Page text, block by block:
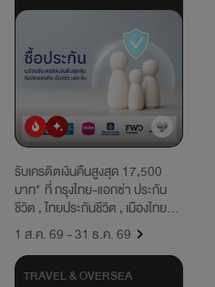
ยอดนิยมมาใหม่
รับเครดิตเงินคืนสูงสุด 17,500
บาท* ที่ กรุงไทย-แอกซ่า ประกัน
ชีวิต , ไทยประกันชีวิต , เมืองไทย
ประกันชีวิต , วิริยะประกันภัย , เอฟ
ดับบลิวดี ประกันชีวิต , อลิอันซ์
อยุธยา ประกันชีวิต
1 ส.ค. 69 - 31 ธ.ค. 69
TRAVEL & OVERSEA